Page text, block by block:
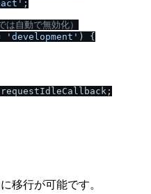
;
自動で無効化）
'development' ) {
移行が可能です。